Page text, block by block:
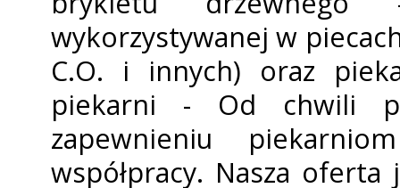
wykorzystywanej w
C.O. i innych) oraz
piekarni - Od chwili
zapewnieniu
współpracy. Nasza